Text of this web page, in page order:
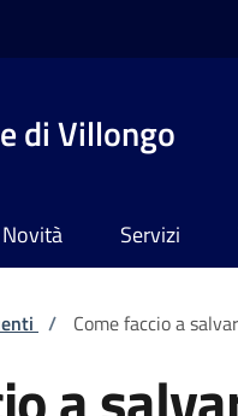
di Villongo
Novità Servizi
/ Come faccio a